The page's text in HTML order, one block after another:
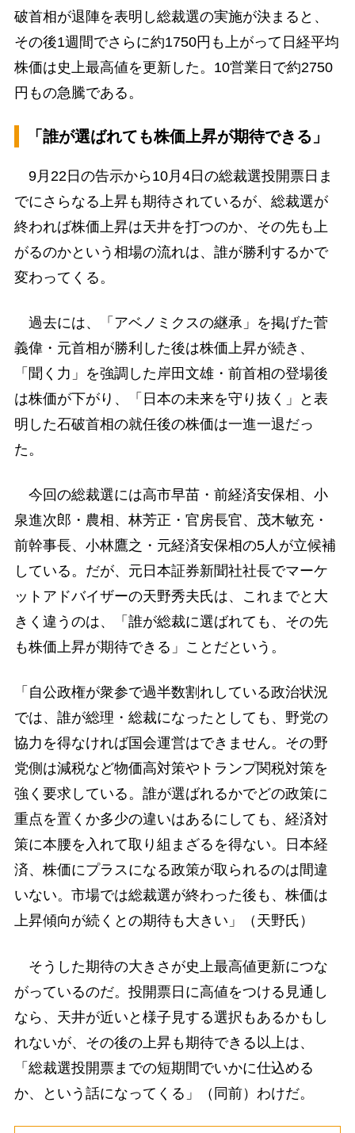
破首相が退陣を表明し総裁選の実施が決まると、
その後1週間でさらに約1750円も上がって日経平均
株価は史上最高値を更新した。10営業日で約2750
円もの急騰である。
「誰が選ばれても株価上昇が期待できる」
9月22日の告示から10月4日の総裁選投開票日ま
でにさらなる上昇も期待されているが、総裁選が
終われば株価上昇は天井を打つのか、その先も上
がるのかという相場の流れは、誰が勝利するかで
変わってくる。
過去には、「アベノミクスの継承」を掲げた菅
義偉・元首相が勝利した後は株価上昇が続き、
「聞く力」を強調した岸田文雄・前首相の登場後
は株価が下がり、「日本の未来を守り抜く」と表
明した石破首相の就任後の株価は一進一退だっ
た。
今回の総裁選には高市早苗・前経済安保相、小
泉進次郎・農相、林芳正・官房長官、茂木敏充・
前幹事長、小林鷹之・元経済安保相の5人が立候補
している。だが、元日本証券新聞社社長でマーケ
ットアドバイザーの天野秀夫氏は、これまでと大
きく違うのは、「誰が総裁に選ばれても、その先
も株価上昇が期待できる」ことだという。
「自公政権が衆参で過半数割れしている政治状況
では、誰が総理・総裁になったとしても、野党の
協力を得なければ国会運営はできません。その野
党側は減税など物価高対策やトランプ関税対策を
強く要求している。誰が選ばれるかでどの政策に
重点を置くか多少の違いはあるにしても、経済対
策に本腰を入れて取り組まざるを得ない。日本経
済、株価にプラスになる政策が取られるのは間違
いない。市場では総裁選が終わった後も、株価は
上昇傾向が続くとの期待も大きい」（天野氏）
そうした期待の大きさが史上最高値更新につな
がっているのだ。投開票日に高値をつける見通し
なら、天井が近いと様子見する選択もあるかもし
れないが、その後の上昇も期待できる以上は、
「総裁選投開票までの短期間でいかに仕込める
か、という話になってくる」（同前）わけだ。